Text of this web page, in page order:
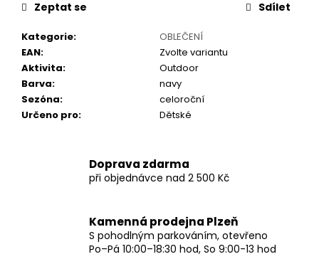
Kategorie:
OBLEČENÍ
EAN:
Zvolte variantu
Aktivita:
Outdoor
Barva:
navy
Sezóna:
celoroční
Určeno pro: Dětské
Zeptat se Sdílet
Doprava zdarma
při objednávce nad 2 500 Kč
Kamenná prodejna Plzeň
S pohodlným parkováním, otevřeno
Po–Pá 10:00–18:30 hod, So 9:00-13 hod